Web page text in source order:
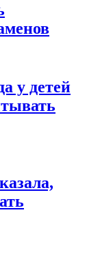
у детей